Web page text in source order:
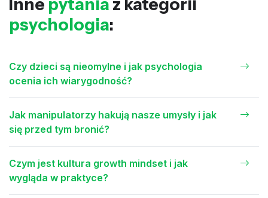
psychologia:
Czy dzieci są nieomylne i jak psychologia
ocenia ich wiarygodność?
Jak manipulatorzy hakują nasze umysły i jak
się przed tym bronić?
Czym jest kultura growth mindset i jak
wygląda w praktyce?